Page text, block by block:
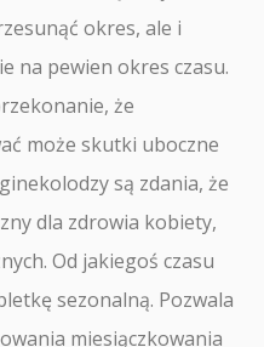
okres, ale i
na pewien okres czasu.
że
może skutki uboczne
są zdania, że
dla zdrowia kobiety,
Od jakiegoś czasu
sezonalną. Pozwala
miesiączkowania